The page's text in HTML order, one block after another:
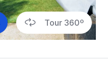
Tour 360º